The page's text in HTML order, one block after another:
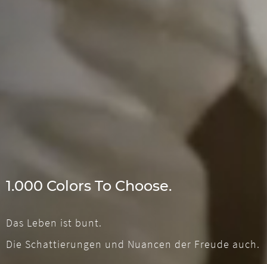
1.000 Colors To Choose.
Das Leben ist bunt.
Die Schattierungen und Nuancen der Freude auch.